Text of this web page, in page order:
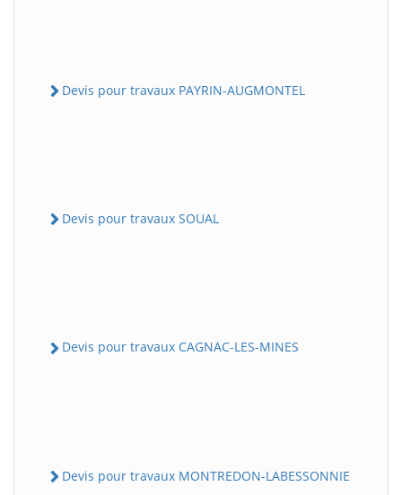
Devis pour travaux PAYRIN-AUGMONTEL
Devis pour travaux SOUAL
Devis pour travaux CAGNAC-LES-MINES
Devis pour travaux MONTREDON-LABESSONNIE